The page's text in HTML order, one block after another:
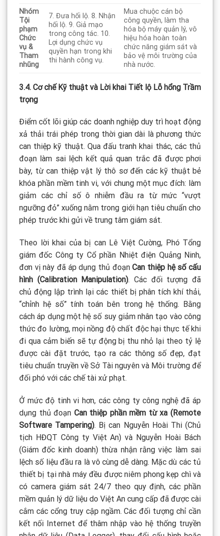
Nhóm
Tội
phạm
Chức
vụ &
Tham
nhũng
7. Đưa hối lộ. 8. Nhận
hối lộ. 9. Giả mạo
trong công tác. 10.
Lợi dụng chức vụ
quyền hạn trong khi
thi hành công vụ.
Mua chuộc cán bộ
công quyền, làm tha
hóa bộ máy quản lý, vô
hiệu hóa hoàn toàn
chức năng giám sát và
bảo vệ môi trường của
nhà nước.
3.4. Cơ chế Kỹ thuật và Lời khai Tiết lộ Lỗ hổng Trầm
trọng
Điểm cốt lõi giúp các doanh nghiệp duy trì hoạt động
xả thải trái phép trong thời gian dài là phương thức
can thiệp kỹ thuật. Qua đấu tranh khai thác, các thủ
đoạn làm sai lệch kết quả quan trắc đã được phơi
bày, từ can thiệp vật lý thô sơ đến các kỹ thuật bẻ
khóa phần mềm tinh vi, với chung một mục đích: làm
giảm các chỉ số ô nhiễm đầu ra từ mức “vượt
ngưỡng đỏ” xuống nằm trong giới hạn tiêu chuẩn cho
phép trước khi gửi về trung tâm giám sát.
Theo lời khai của bị can Lê Việt Cường, Phó Tổng
giám đốc Công ty Cổ phần Nhiệt điện Quảng Ninh,
đơn vị này đã áp dụng thủ đoạnCan thiệp hệ số cấu
hình (Calibration Manipulation). Các đối tượng đã
chủ động lập trình lại các thiết bị phân tích khí thải,
“chỉnh hệ số” tính toán bên trong hệ thống. Bằng
cách áp dụng một hệ số suy giảm nhân tạo vào công
thức đo lường, mọi nồng độ chất độc hại thực tế khi
đi qua cảm biến sẽ tự động bị thu nhỏ lại theo tỷ lệ
được cài đặt trước, tạo ra các thông số đẹp, đạt
tiêu chuẩn truyền về Sở Tài nguyên và Môi trường để
đối phó với các chế tài xử phạt.
Ở mức độ tinh vi hơn, các công ty công nghệ đã áp
dụng thủ đoạn Can thiệp phần mềm từ xa (Remote
Software Tampering). Bị can Nguyễn Hoài Thi (Chủ
tịch HĐQT Công ty Việt An) và Nguyễn Hoài Bách
(Giám đốc kinh doanh) thừa nhận rằng việc làm sai
lệch số liệu đầu ra là vô cùng dễ dàng. Mặc dù các tủ
thiết bị tại nhà máy đều được niêm phong kẹp chì và
có camera giám sát 24/7 theo quy định, các phần
mềm quản lý dữ liệu do Việt An cung cấp đã được cài
cắm các cổng truy cập ngầm. Các đối tượng chỉ cần
kết nối Internet để thâm nhập vào hệ thống truyền